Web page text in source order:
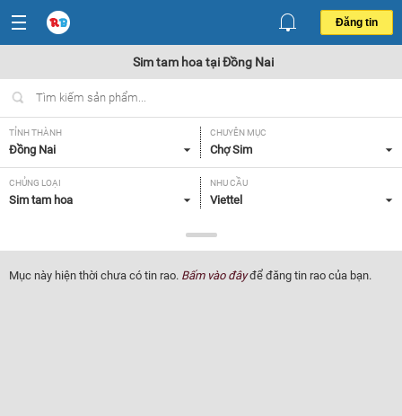
Đăng tin
Sim tam hoa tại Đồng Nai
TỈNH THÀNH
Đồng Nai
CHUYÊN MỤC
Chợ Sim
CHỦNG LOẠI
Sim tam hoa
NHU CẦU
Viettel
Tất cả
Mục này hiện thời chưa có tin rao. Bấm vào đâyđể đăng tin rao của bạn.